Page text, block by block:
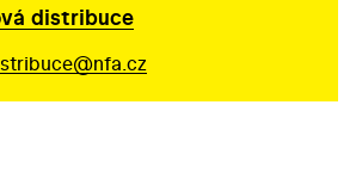
distribuce